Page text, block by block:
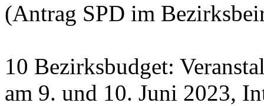
(Antrag SPD im
10 Bezirksbudget:
am 9. und 10. Juni 2023,